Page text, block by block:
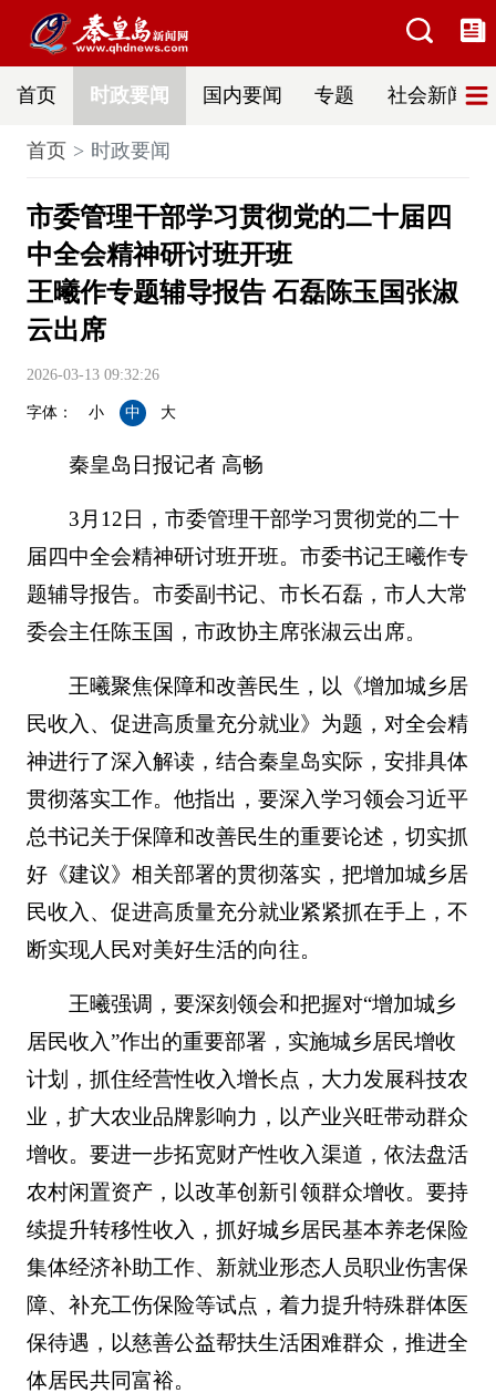
首页 时政要闻 国内要闻 专题 社会新闻
首页 时政要闻
市委管理干部学习贯彻党的二十届四
中全会精神研讨班开班
王曦作专题辅导报告 石磊陈玉国张淑
云出席
2026-03-13 09:32:26
字体： 小 中 大
秦皇岛日报记者 高畅
3月12日，市委管理干部学习贯彻党的二十
届四中全会精神研讨班开班。市委书记王曦作专
题辅导报告。市委副书记、市长石磊，市人大常
委会主任陈玉国，市政协主席张淑云出席。
王曦聚焦保障和改善民生，以《增加城乡居
民收入、促进高质量充分就业》为题，对全会精
神进行了深入解读，结合秦皇岛实际，安排具体
贯彻落实工作。他指出，要深入学习领会习近平
总书记关于保障和改善民生的重要论述，切实抓
好《建议》相关部署的贯彻落实，把增加城乡居
民收入、促进高质量充分就业紧紧抓在手上，不
断实现人民对美好生活的向往。
王曦强调，要深刻领会和把握对“增加城乡
居民收入”作出的重要部署，实施城乡居民增收
计划，抓住经营性收入增长点，大力发展科技农
业，扩大农业品牌影响力，以产业兴旺带动群众
增收。要进一步拓宽财产性收入渠道，依法盘活
农村闲置资产，以改革创新引领群众增收。要持
续提升转移性收入，抓好城乡居民基本养老保险
集体经济补助工作、新就业形态人员职业伤害保
障、补充工伤保险等试点，着力提升特殊群体医
保待遇，以慈善公益帮扶生活困难群众，推进全
体居民共同富裕。